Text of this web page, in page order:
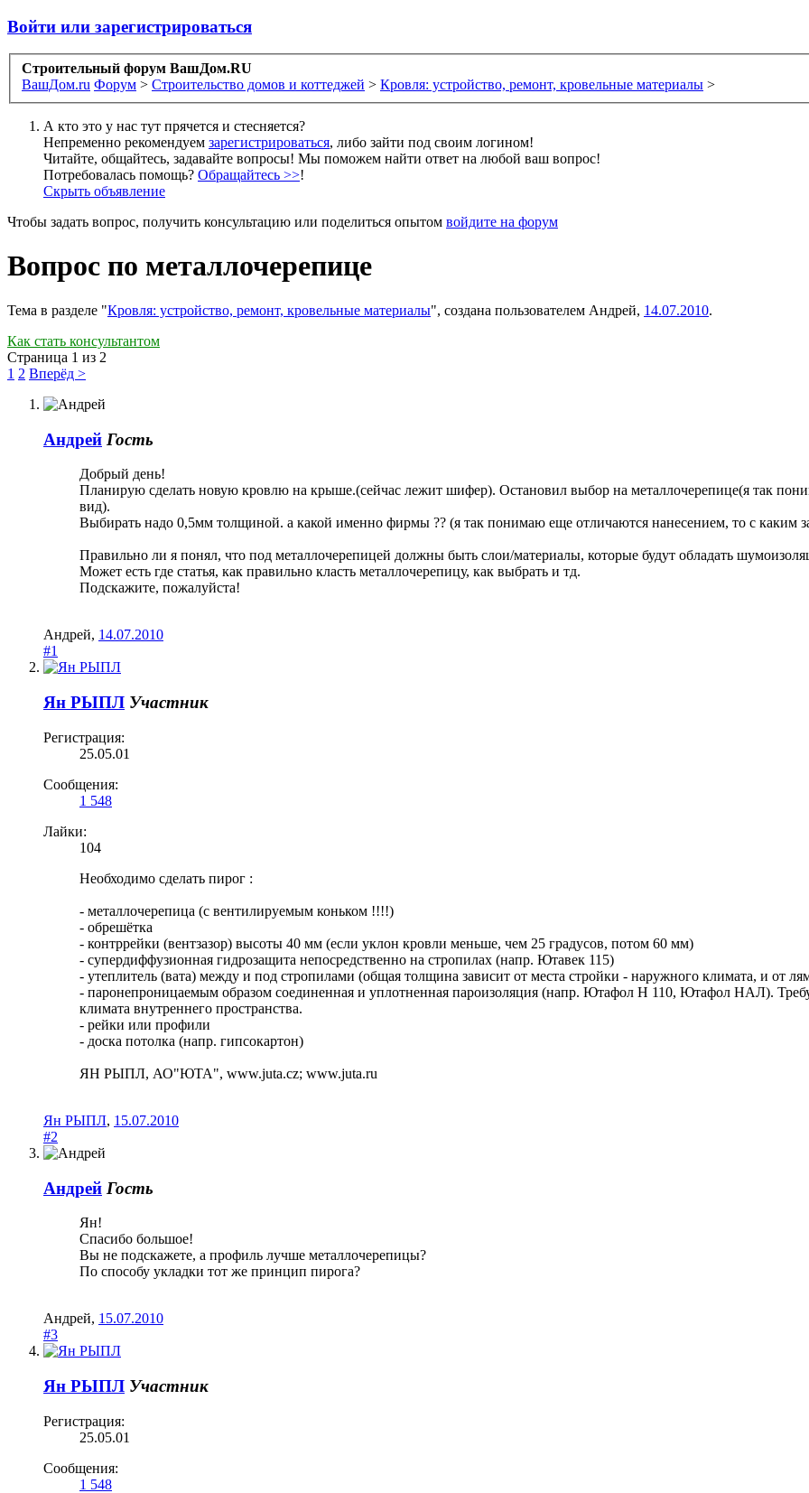
Войти или зарегистрироваться
Строительный форум ВашДом.RU
ВашДом.ru Форум > Строительство домов и коттеджей > Кровля: устройство, ремонт, кровельные материалы >
А кто это у нас тут прячется и стесняется?
Непременно рекомендуем зарегистрироваться, либо зайти под своим логином!
Читайте, общайтесь, задавайте вопросы! Мы поможем найти ответ на любой ваш вопрос!
Потребовалась помощь? Обращайтесь >>!
Скрыть объявление
Чтобы задать вопрос, получить консультацию или поделиться опытом войдите на форум
Вопрос по металлочерепице
Тема в разделе "Кровля: устройство, ремонт, кровельные материалы", создана пользователем Андрей, 14.07.2010.
Как стать консультантом
Страница 1 из 2
1 2 Вперёд >
Андрей Гость
Добрый день!
Планирую сделать новую кровлю на крыше.(сейчас лежит шифер). Остановил выбор на металлочерепице(я так
вид).
Выбирать надо 0,5мм толщиной. а какой именно фирмы ?? (я так понимаю еще отличаются нанесением, то с каким
Правильно ли я понял, что под металлочерепицей должны быть слои/материалы, которые будут обладать
Может есть где статья, как правильно класть металлочерепицу, как выбрать и тд.
Подскажите, пожалуйста!
Андрей, 14.07.2010
#1
Ян РЫПЛ Участник
Регистрация:
25.05.01
Сообщения:
1 548
Лайки:
104
Необходимо сделать пирог :
- металлочерепица (с вентилируемым коньком !!!!)
- обрешётка
- контррейки (вентзазор) высоты 40 мм (если уклон кровли меньше, чем 25 градусов, потом 60 мм)
- супердиффузионная гидрозащита непосредственно на стропилах (напр. Ютавек 115)
- утеплитель (вата) между и под стропилами (общая толщина зависит от места стройки - наружного климата, и от
- паронепроницаемым образом соединенная и уплотненная пароизоляция (напр. Ютафол Н 110, Ютафол НАЛ).
климата внутреннего пространства.
- рейки или профили
- доска потолка (напр. гипсокартон)
ЯН РЫПЛ, АО"ЮТА", www.juta.cz; www.juta.ru
Ян РЫПЛ, 15.07.2010
#2
Андрей Гость
Ян!
Спасибо большое!
Вы не подскажете, а профиль лучше металлочерепицы?
По способу укладки тот же принцип пирога?
Андрей, 15.07.2010
#3
Ян РЫПЛ Участник
Регистрация:
25.05.01
Сообщения:
1 548